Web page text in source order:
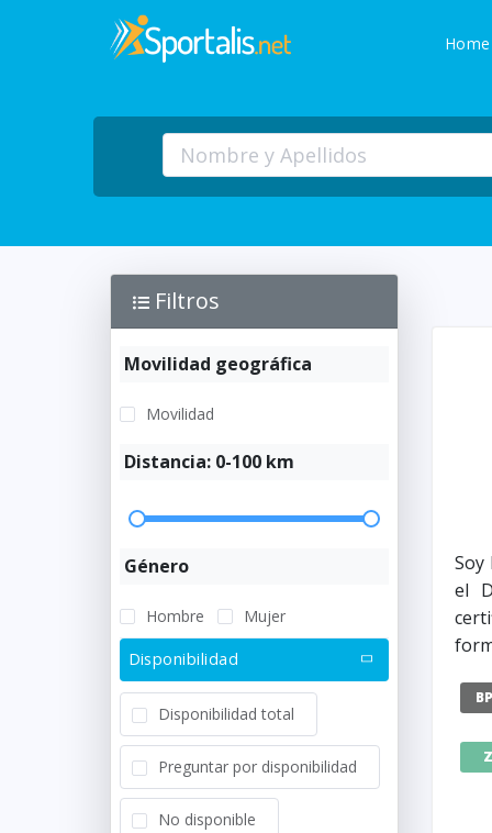
Home
Filtros
Movilidad geográfica
Movilidad
Distancia: 0-100 km
Género
Hombre Mujer
Disponibilidad
Disponibilidad total
Preguntar por disponibilidad
No disponible
Soy
el
Z